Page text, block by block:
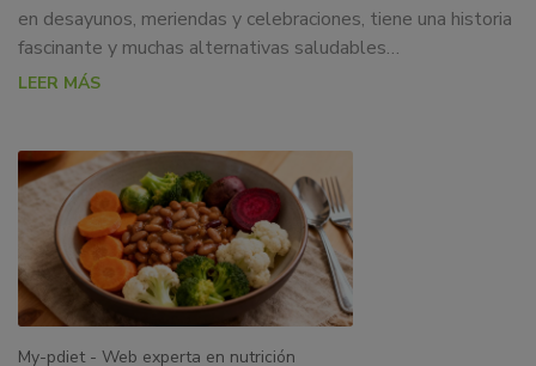
en desayunos, meriendas y celebraciones, tiene una historia
fascinante y muchas alternativas saludables…
LEER MÁS
My-pdiet - Web experta en nutrición